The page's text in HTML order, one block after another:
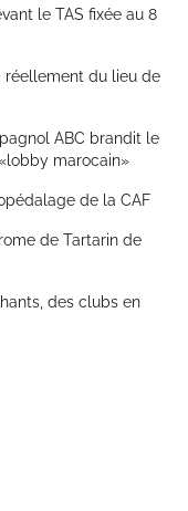
le TAS fixée au 8
réellement du lieu de
ABC brandit le
marocain»
de la CAF
de Tartarin de
des clubs en